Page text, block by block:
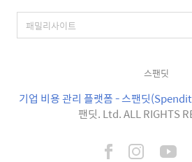
스팬딧
기업 비용 관리 플랫폼 - 스팬딧
팬딧. Ltd. ALL RIGHTS